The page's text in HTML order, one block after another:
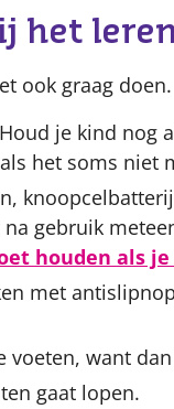
het
ook graag doen.
je kind nog
het soms niet
gebruik
houden als
met
want
gaat lopen.